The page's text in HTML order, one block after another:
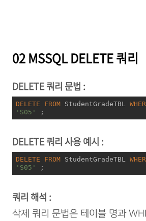
02 MSSQL DELETE 쿼리
DELETE 쿼리 문법 :
DELETE FROM StudentGradeTBL
'S05'
;
DELETE 쿼리 사용 예시 :
DELETE FROM StudentGradeTBL
'S05'
;
쿼리 해석 :
삭제 쿼리 문법은 테이블 명과